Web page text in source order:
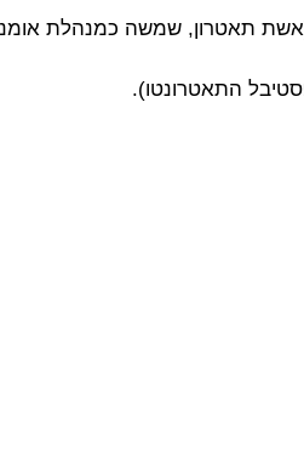
(אשת תאטרון, שמשה כמנהלת
התאטרונטו).